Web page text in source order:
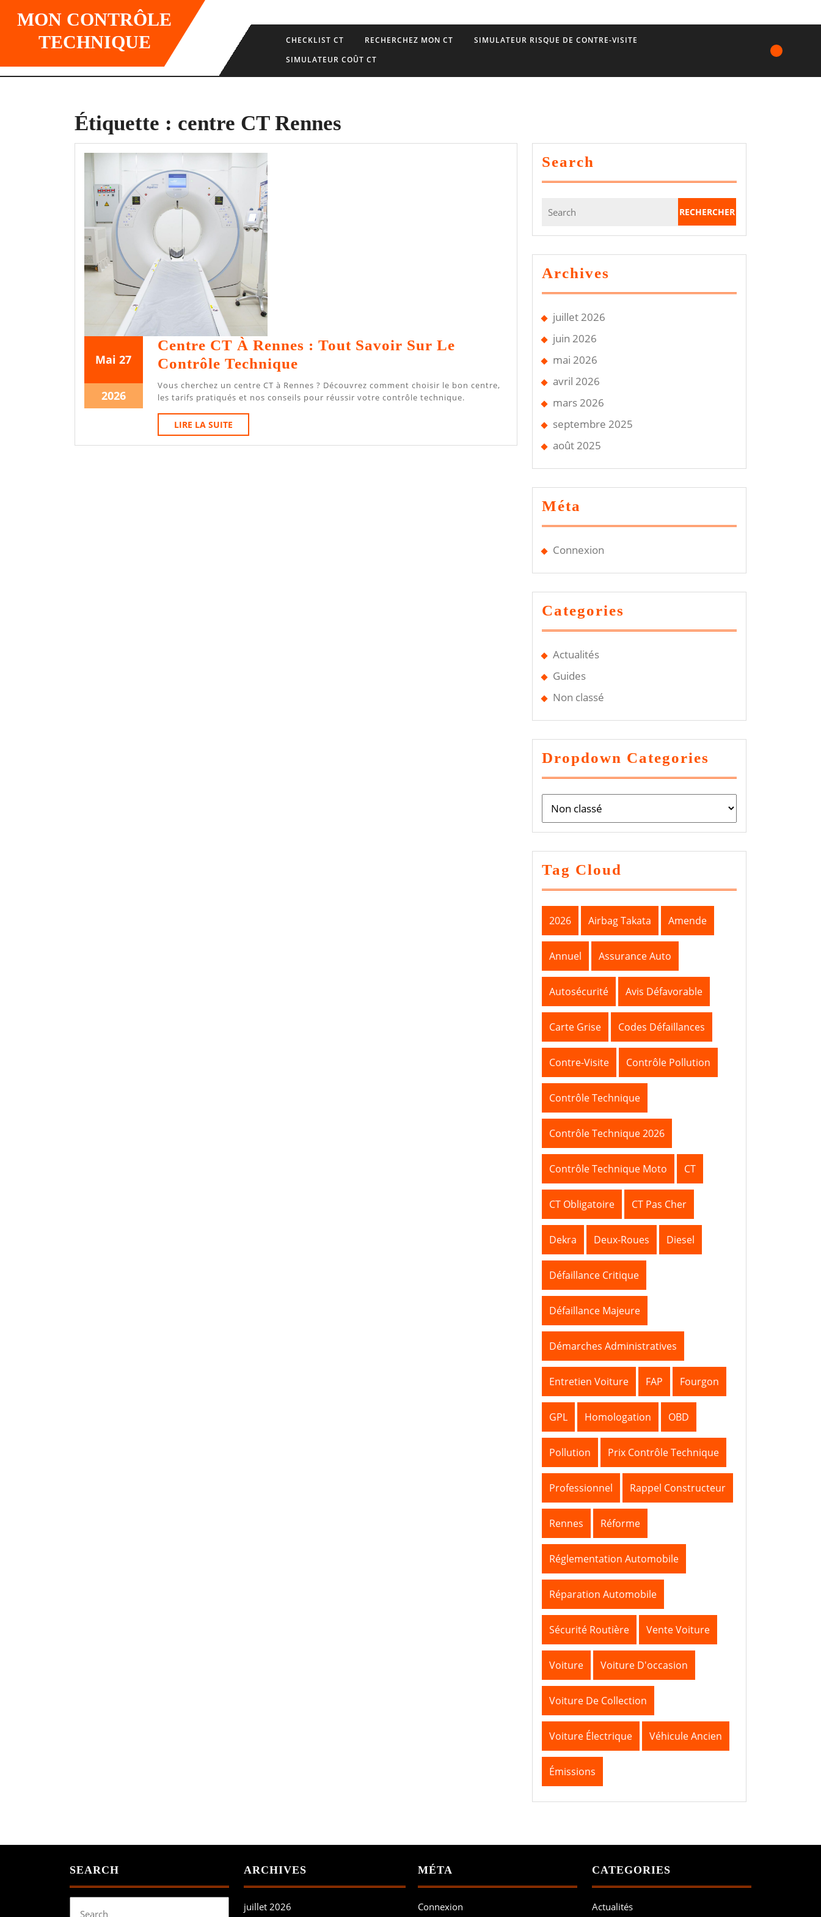
MON CONTRÔLE
TECHNIQUE
CHECKLIST CT RECHERCHEZ MON CT
SIMULATEUR RISQUE DE CONTRE-VISITE
SIMULATEUR COÛT CT
Étiquette : centre CT Rennes
Mai 27
2026
2727
202627
mai
Centre CT À Rennes : Tout Savoir Sur Le
Contrôle TechniqueCentre
CT
À
Vous cherchez un centre CT à Rennes ? Découvrez comment choisir le bon centre,
les tarifs pratiqués et nos conseils pour réussir votre contrôle technique.
LIRE LA SUITELIRE
LA
SUITE
Search
for:
Archives
juillet 2026
juin 2026
mai 2026
avril 2026
mars 2026
septembre 2025
août 2025
Méta
Connexion
Categories
Actualités
Guides
Non classé
Dropdown Categories
Tag Cloud
2026 Airbag Takata Amende
Annuel Assurance Auto
Autosécurité Avis Défavorable
Carte Grise Codes Défaillances
Contre-Visite Contrôle Pollution
Contrôle Technique
Contrôle Technique 2026
Contrôle Technique Moto CT
CT Obligatoire CT Pas Cher
Dekra Deux-Roues Diesel
Défaillance Critique
Défaillance Majeure
Démarches Administratives
Entretien Voiture FAP Fourgon
GPL Homologation OBD
Pollution Prix Contrôle Technique
Professionnel Rappel Constructeur
Rennes Réforme
Réglementation Automobile
Réparation Automobile
Sécurité Routière Vente Voiture
Voiture Voiture D'occasion
Voiture De Collection
Voiture Électrique Véhicule Ancien
Émissions
SEARCH ARCHIVES
juillet 2026
MÉTA
Connexion
CATEGORIES
Actualités